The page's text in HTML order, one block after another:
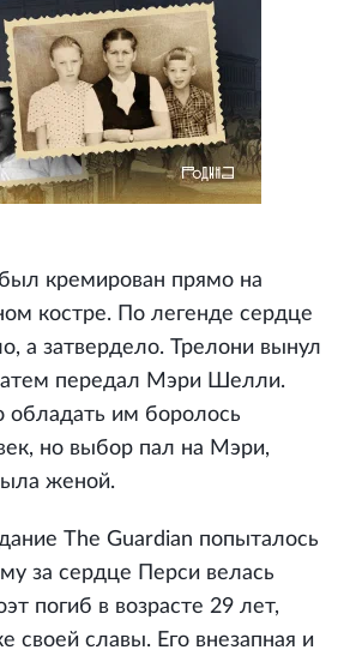
кремирован прямо на
костре. По легенде сердце
а затвердело. Трелони вынул
передал Мэри Шелли.
обладать им боролось
но выбор пал на Мэри,
женой.
The Guardian попыталось
за сердце Перси велась
погиб в возрасте 29 лет,
своей славы. Его внезапная и